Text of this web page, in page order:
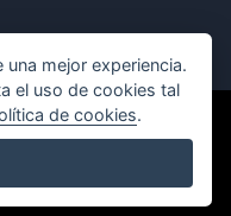
reservados.
mejor experiencia.
el uso de cookies tal
de cookies.